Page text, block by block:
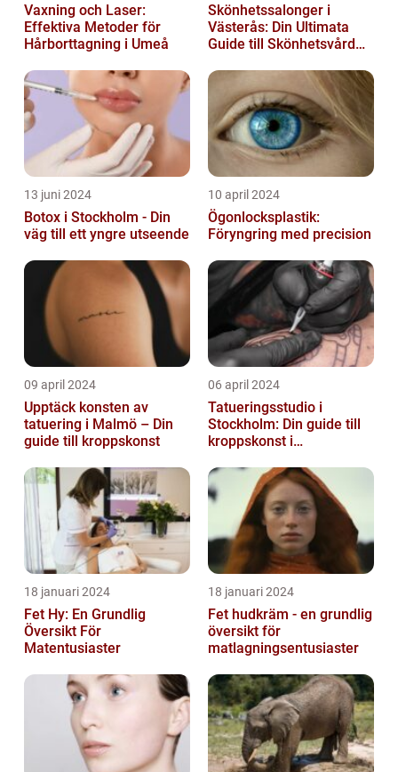
Vaxning och Laser:
Effektiva Metoder för
Hårborttagning i Umeå
Skönhetssalonger i
Västerås: Din Ultimata
Guide till Skönhetsvård
13 juni 2024
Botox i Stockholm - Din
väg till ett yngre utseende
10 april 2024
Ögonlocksplastik:
Föryngring med precision
09 april 2024
Upptäck konsten av
tatuering i Malmö – Din
guide till kroppskonst
06 april 2024
Tatueringsstudio i
Stockholm: Din guide till
kroppskonst i
18 januari 2024
Fet Hy: En Grundlig
Översikt För
Matentusiaster
18 januari 2024
Fet hudkräm - en grundlig
översikt för
matlagningsentusiaster